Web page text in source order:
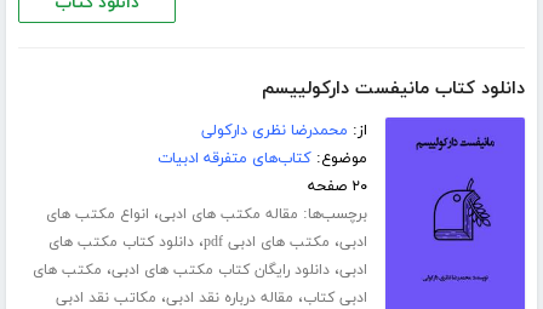
دانلود کتاب مانیفست دارکولییسم
از: محمدرضا نظری دارکولی
موضوع:کتاب‌های متفرقه ادبیات
۲۰ صفحه
برچسب‌ها: مقاله مکتب های ادبی، انواع مکتب های
ادبی، مکتب های ادبی pdf ،دانلود کتاب مکتب های
ادبی،دانلود رایگان کتاب مکتب های ادبی، مکتب های
ادبی کتاب، مقاله درباره نقد ادبی، مکاتب نقد ادبی